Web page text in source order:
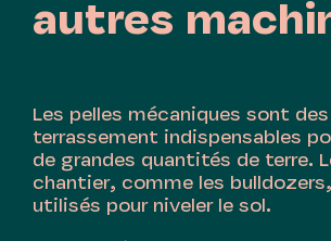
autres
Les pelles mécaniques sont
terrassement indispensables
de grandes quantités de terre.
chantier, comme les
utilisés pour niveler le sol.